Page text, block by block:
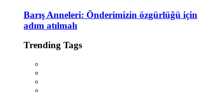
Barış Anneleri: Önderimizin özgürlüğü için
adım atılmalı
Trending Tags